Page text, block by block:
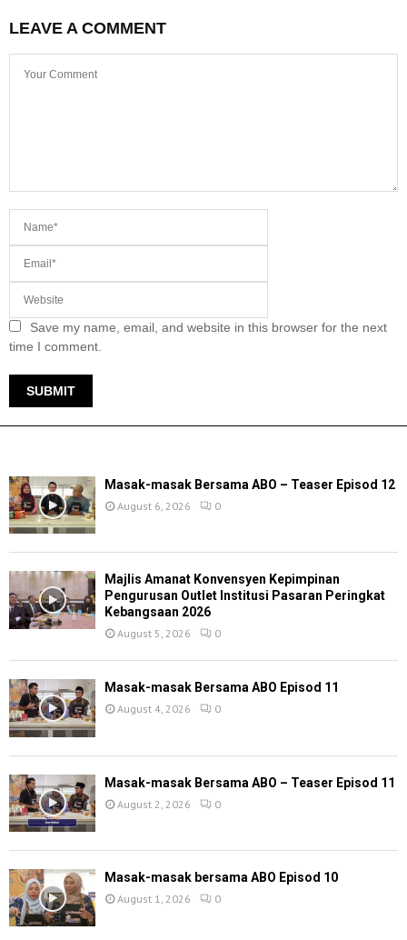
LEAVE A COMMENT
Save my name, email, and website in this browser for the next
time I comment.
Masak-masak Bersama ABO – Teaser Episod 12
August 6, 2026 0
Majlis Amanat Konvensyen Kepimpinan
Pengurusan Outlet Institusi Pasaran Peringkat
Kebangsaan 2026
August 5, 2026 0
Masak-masak Bersama ABO Episod 11
August 4, 2026 0
Masak-masak Bersama ABO – Teaser Episod 11
August 2, 2026 0
Masak-masak bersama ABO Episod 10
August 1, 2026 0